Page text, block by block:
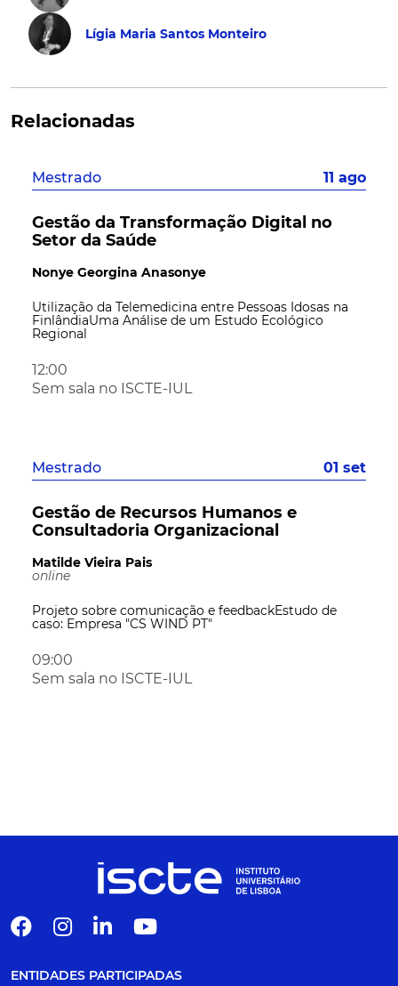
Lígia Maria Santos Monteiro
Relacionadas
Mestrado 11 ago
Gestão da Transformação Digital no
Setor da Saúde
Nonye Georgina Anasonye
Utilização da Telemedicina entre Pessoas Idosas na
FinlândiaUma Análise de um Estudo Ecológico
Regional
12:00
Sem sala no ISCTE-IUL
Mestrado 01 set
Gestão de Recursos Humanos e
Consultadoria Organizacional
Matilde Vieira Pais
online
Projeto sobre comunicação e feedbackEstudo de
caso: Empresa "CS WIND PT"
09:00
Sem sala no ISCTE-IUL
ENTIDADES PARTICIPADAS